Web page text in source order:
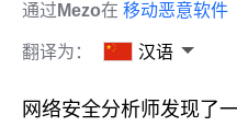
通过 Mezo在 移动恶意软件
翻译为： 汉语
网络安全分析师发现了